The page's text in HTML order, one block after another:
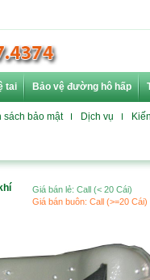
tai Bảo vệ đường hô hấp
sách bảo mật Dịch vụ
Giá bán lẻ: Call (< 20 Cái)
Giá bán buôn: Call (>=20 Cái)